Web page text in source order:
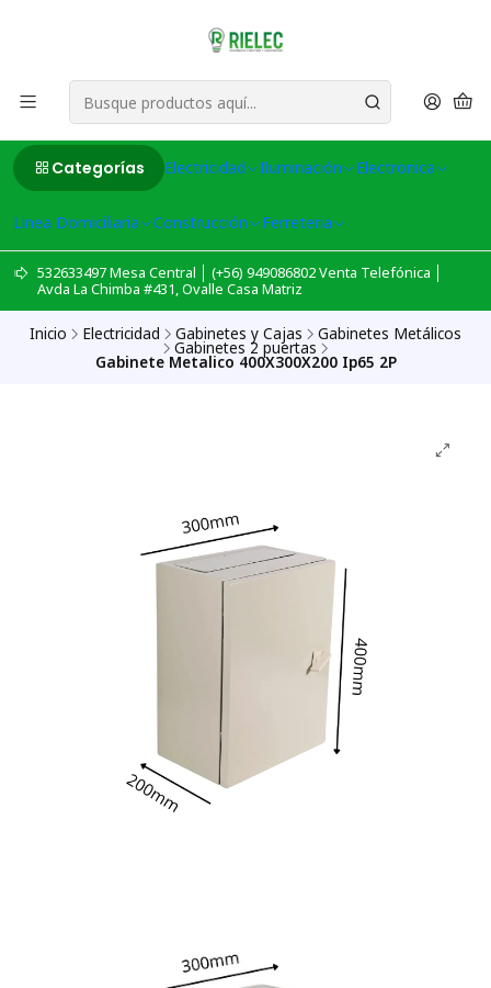
Categorías Electricidad Iluminación Electronica
Linea Domiciliaria Construcción Ferreteria
532633497 Mesa Central │ (+56) 949086802 Venta Telefónica │
Avda La Chimba #431, Ovalle Casa Matriz
Inicio Electricidad Gabinetes y Cajas Gabinetes Metálicos
Gabinetes 2 puertas
Gabinete Metalico 400X300X200 Ip65 2P